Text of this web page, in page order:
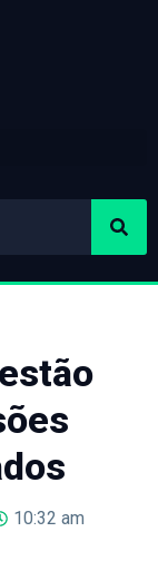
10:32 am